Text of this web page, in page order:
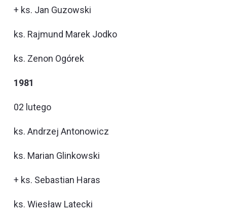
+ ks. Jan Guzowski
ks. Rajmund Marek Jodko
ks. Zenon Ogórek
1981
02 lutego
ks. Andrzej Antonowicz
ks. Marian Glinkowski
+ ks. Sebastian Haras
ks. Wiesław Latecki